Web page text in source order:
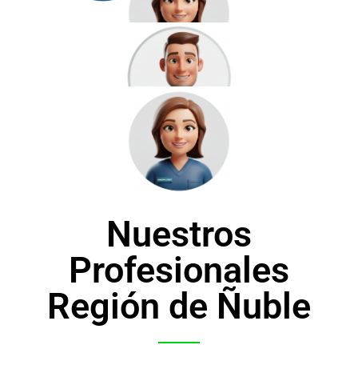
Nuestros
Profesionales
Región de Ñuble